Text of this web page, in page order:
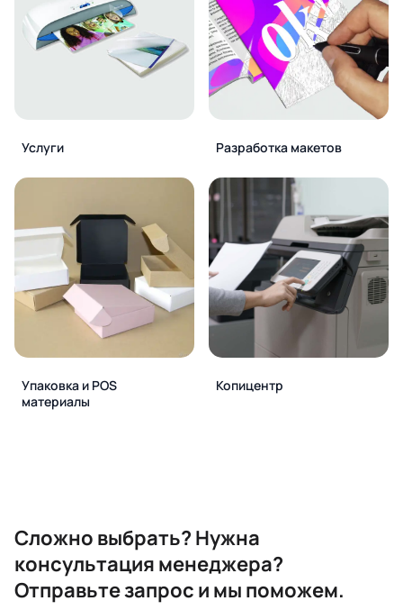
Услуги Разработка макетов
Упаковка и POS
материалы
Копицентр
Сложно выбрать? Нужна
консультация менеджера?
Отправьте запрос и мы поможем.